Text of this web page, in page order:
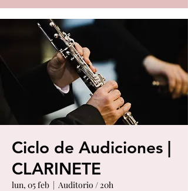
Ciclo de Audiciones |
CLARINETE
lun, 05 feb
  |
Auditorio / 20h